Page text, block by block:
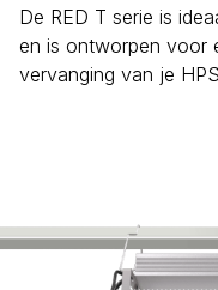
De RED T serie is
en is ontworpen voor
vervanging van je